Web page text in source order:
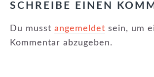
SCHREIBE EINEN
Du musst angemeldet sein, um
Kommentar abzugeben.